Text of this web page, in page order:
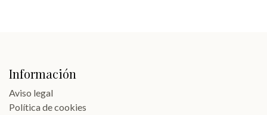
Información
Aviso legal
Política de cookies